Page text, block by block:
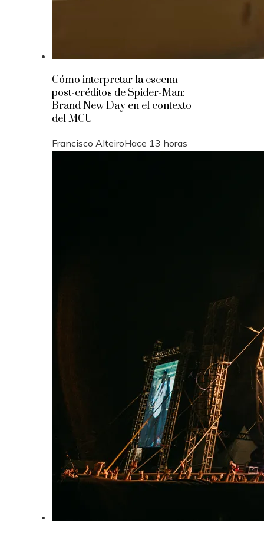
Cómo interpretar la escena
post-créditos de Spider-Man:
Brand New Day en el contexto
del MCU
Francisco AlteiroHace 13 horas